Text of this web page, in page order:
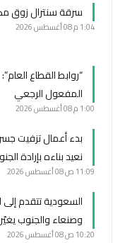
سرقة سنترال زوق
1:04 م 08 أغسطس 2026
“روابط القطاع
المفعول الرجعي
1:00 م 08 أغسطس 2026
بدء أعمال تزفيت
نعيد بناءه بإرادة
11:09 ص 08 أغسطس 2026
السعودية تتقدم
وصنعاء والجنوب
10:20 ص 08 أغسطس 2026